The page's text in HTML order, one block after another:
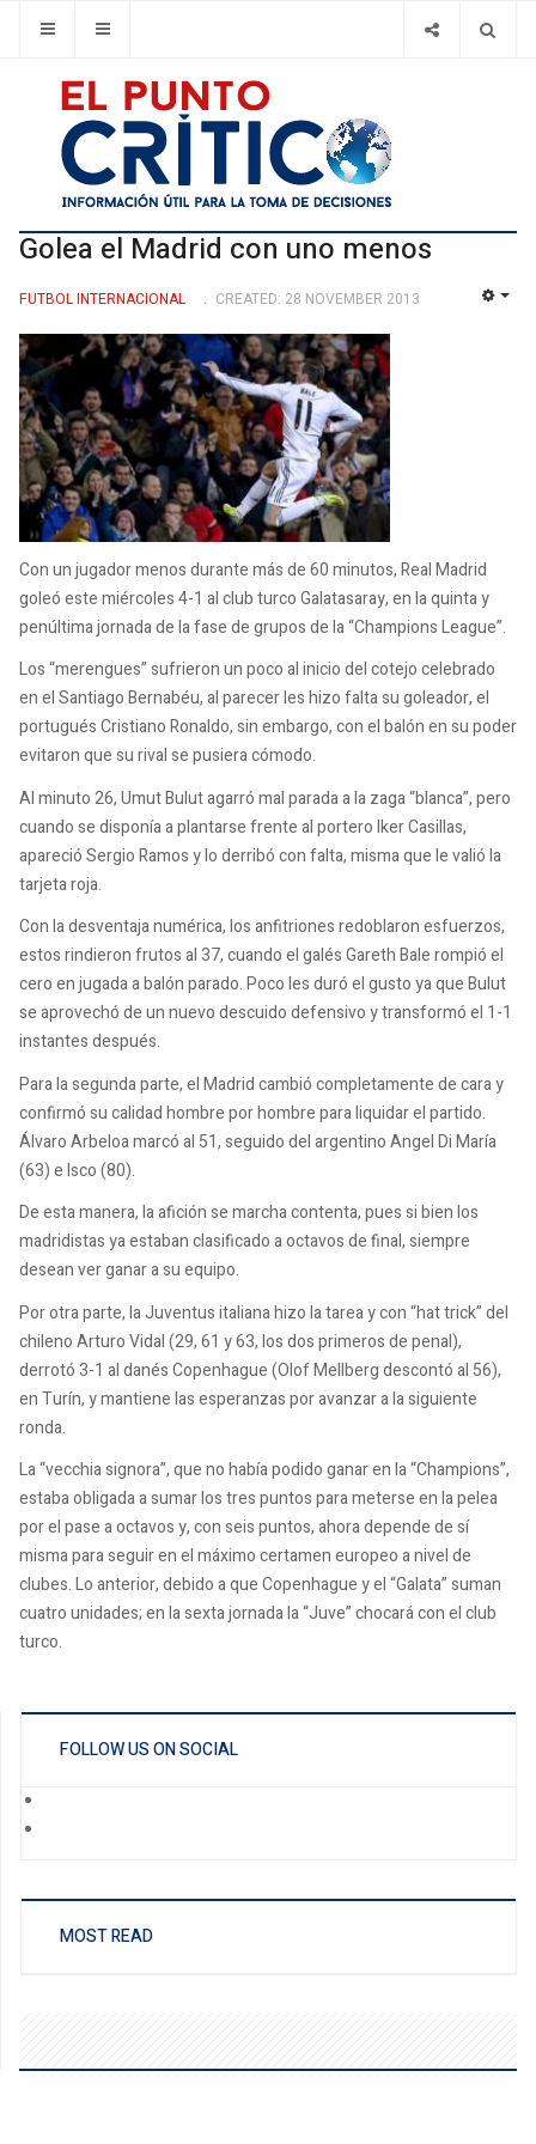
Golea el Madrid con uno menos
FUTBOL INTERNACIONAL CREATED: 28 NOVEMBER 2013
Con un jugador menos durante más de 60 minutos, Real Madrid
goleó este miércoles 4-1 al club turco Galatasaray, en la quinta y
penúltima jornada de la fase de grupos de la “Champions League”.
Los “merengues” sufrieron un poco al inicio del cotejo celebrado
en el Santiago Bernabéu, al parecer les hizo falta su goleador, el
portugués Cristiano Ronaldo, sin embargo, con el balón en su poder
evitaron que su rival se pusiera cómodo.
Al minuto 26, Umut Bulut agarró mal parada a la zaga “blanca”, pero
cuando se disponía a plantarse frente al portero Iker Casillas,
apareció Sergio Ramos y lo derribó con falta, misma que le valió la
tarjeta roja.
Con la desventaja numérica, los anfitriones redoblaron esfuerzos,
estos rindieron frutos al 37, cuando el galés Gareth Bale rompió el
cero en jugada a balón parado. Poco les duró el gusto ya que Bulut
se aprovechó de un nuevo descuido defensivo y transformó el 1-1
instantes después.
Para la segunda parte, el Madrid cambió completamente de cara y
confirmó su calidad hombre por hombre para liquidar el partido.
Álvaro Arbeloa marcó al 51, seguido del argentino Angel Di María
(63) e Isco (80).
De esta manera, la afición se marcha contenta, pues si bien los
madridistas ya estaban clasificado a octavos de final, siempre
desean ver ganar a su equipo.
Por otra parte, la Juventus italiana hizo la tarea y con “hat trick” del
chileno Arturo Vidal (29, 61 y 63, los dos primeros de penal),
derrotó 3-1 al danés Copenhague (Olof Mellberg descontó al 56),
en Turín, y mantiene las esperanzas por avanzar a la siguiente
ronda.
La “vecchia signora”, que no había podido ganar en la “Champions”,
estaba obligada a sumar los tres puntos para meterse en la pelea
por el pase a octavos y, con seis puntos, ahora depende de sí
misma para seguir en el máximo certamen europeo a nivel de
clubes. Lo anterior, debido a que Copenhague y el “Galata” suman
cuatro unidades; en la sexta jornada la “Juve” chocará con el club
turco.
FOLLOW US ON SOCIAL
MOST READ